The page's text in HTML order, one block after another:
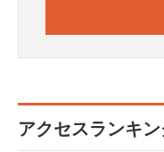
アクセスランキ